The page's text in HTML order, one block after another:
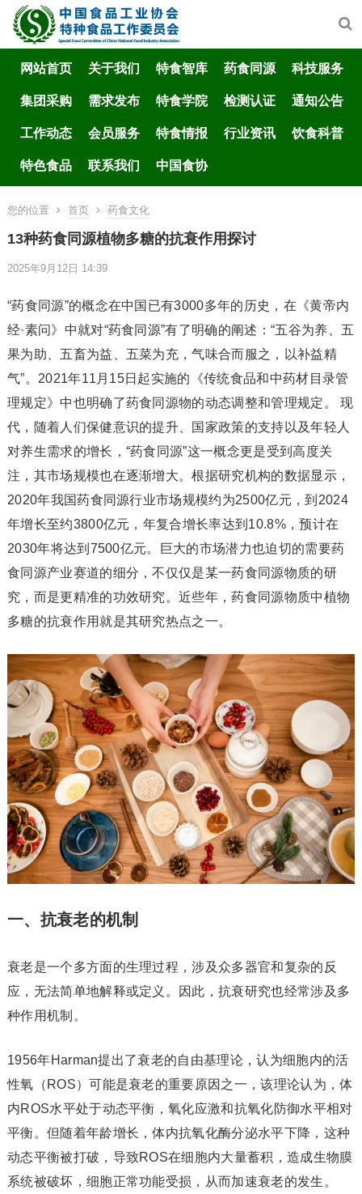
网站首页 关于我们 特食智库 药食同源 科技服务
集团采购 需求发布 特食学院 检测认证 通知公告
工作动态 会员服务 特食情报 行业资讯 饮食科普
特色食品 联系我们 中国食协
您的位置 首页 药食文化
13种药食同源植物多糖的抗衰作用探讨
2025年9月12日 14:39
“药食同源”的概念在中国已有3000多年的历史，在《黄帝内
经·素问》中就对“药食同源”有了明确的阐述：“五谷为养、五
果为助、五畜为益、五菜为充，气味合而服之，以补益精
气”。2021年11月15日起实施的《传统食品和中药材目录管
理规定》中也明确了药食同源物的动态调整和管理规定。 现
代，随着人们保健意识的提升、国家政策的支持以及年轻人
对养生需求的增长，“药食同源”这一概念更是受到高度关
注，其市场规模也在逐渐增大。根据研究机构的数据显示，
2020年我国药食同源行业市场规模约为2500亿元，到2024
年增长至约3800亿元，年复合增长率达到10.8%，预计在
2030年将达到7500亿元。巨大的市场潜力也迫切的需要药
食同源产业赛道的细分，不仅仅是某一药食同源物质的研
究，而是更精准的功效研究。近些年，药食同源物质中植物
多糖的抗衰作用就是其研究热点之一。
一、抗衰老的机制
衰老是一个多方面的生理过程，涉及众多器官和复杂的反
应，无法简单地解释或定义。因此，抗衰研究也经常涉及多
种作用机制。
1956年Harman提出了衰老的自由基理论，认为细胞内的活
性氧（ROS）可能是衰老的重要原因之一，该理论认为，体
内ROS水平处于动态平衡，氧化应激和抗氧化防御水平相对
平衡。但随着年龄增长，体内抗氧化酶分泌水平下降，这种
动态平衡被打破，导致ROS在细胞内大量蓄积，造成生物膜
系统被破坏，细胞正常功能受损，从而加速衰老的发生。